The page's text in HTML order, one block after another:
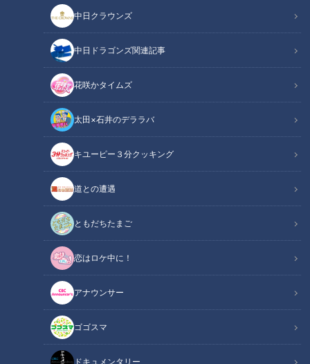
中日クラウンズ
中日ドラゴンズ関連記事
花咲かタイムズ
太田×石井のデララバ
キユーピー３分クッキング
道との遭遇
ともだちたまご
恋はロケ中に！
アナウンサー
ゴゴスマ
ドキュメンタリー
この記事の画像